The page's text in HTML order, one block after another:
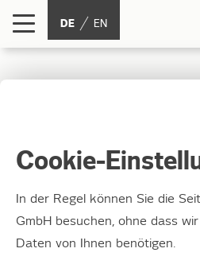
DE EN
und
Unternehmerische
–auch in unseren
Cookie-
In der Regel können Sie die
GmbH besuchen, ohne dass
Daten von Ihnen benötigen.